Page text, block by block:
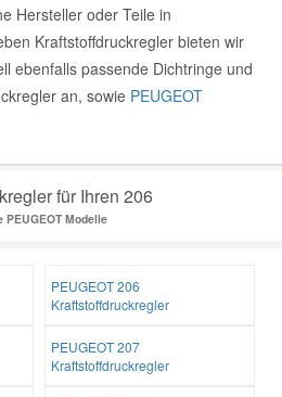
Hersteller oder Teile in
Kraftstoffdruckregler bieten wir
ebenfalls passende Dichtringe und
an, sowie PEUGEOT
für Ihren 206
PEUGEOT Modelle
PEUGEOT 206
Kraftstoffdruckregler
PEUGEOT 207
Kraftstoffdruckregler